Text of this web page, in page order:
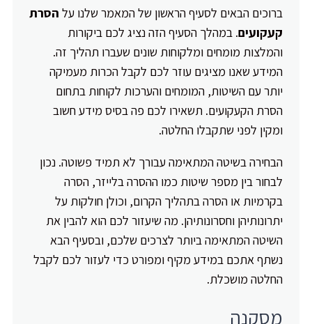
ברוכים הבאים לסעיף הראשון של המאמר שלנו על הסרת
קעקועים. במהלך הסעיף הזה נציג לכם ביקורות
והמלצות מומחים ומלקוחות שונים שעברו תהליך זה.
המידע שאנו מציגים עוזר לכם לקבל הכרות מעמיקה
יותר עם השיטות, המומחים והערכות לקוחות בתחום
הסרת הקעקועים. תשאירו לכם פה בסיס מידע חשוב
ומקין לפני שתקבלו החלטה.
הבחירה בשיטה המתאימה עבורך לא תמיד פשוטה. נכון
לבחור בין מספר שיטות כמו ההסרה בלייזר, הסרה
בקרמיות או הסרה בתהליך הקרום, וכולן חולקות על
יתרונותיהן וחסרונותיהן. מה שיעזור לכם הוא להבין את
השיטה המתאימה ביותר לצרכים שלכם, ובסעיף הבא
נשתף אתכם במידע מקיף ומפורט כדי לעזור לכם לקבל
החלטה מושכלת.
מסקנה